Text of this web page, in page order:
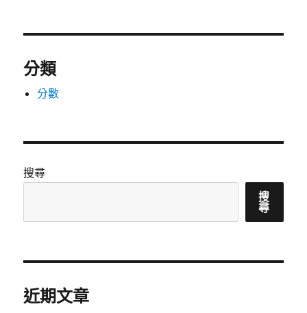
分類
分數
搜尋
搜
尋
近期文章